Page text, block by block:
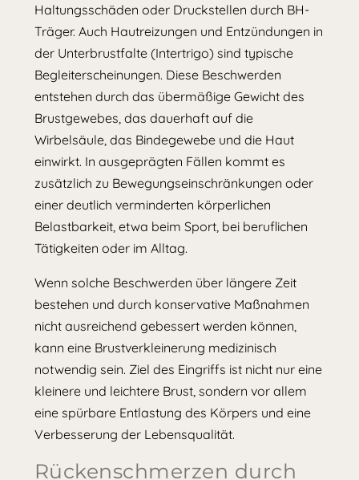
Haltungsschäden oder Druckstellen durch BH-
Träger. Auch Hautreizungen und Entzündungen in
der Unterbrustfalte (Intertrigo) sind typische
Begleiterscheinungen. Diese Beschwerden
entstehen durch das übermäßige Gewicht des
Brustgewebes, das dauerhaft auf die
Wirbelsäule, das Bindegewebe und die Haut
einwirkt. In ausgeprägten Fällen kommt es
zusätzlich zu Bewegungseinschränkungen oder
einer deutlich verminderten körperlichen
Belastbarkeit, etwa beim Sport, bei beruflichen
Tätigkeiten oder im Alltag.
Wenn solche Beschwerden über längere Zeit
bestehen und durch konservative Maßnahmen
nicht ausreichend gebessert werden können,
kann eine Brustverkleinerung medizinisch
notwendig sein. Ziel des Eingriffs ist nicht nur eine
kleinere und leichtere Brust, sondern vor allem
eine spürbare Entlastung des Körpers und eine
Verbesserung der Lebensqualität.
Rückenschmerzen durch